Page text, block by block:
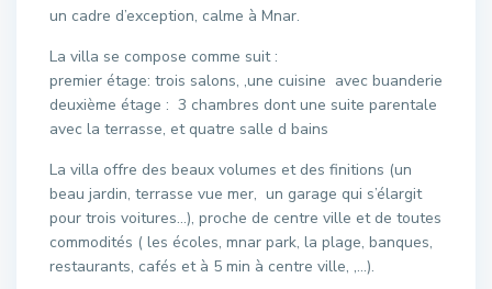
un cadre d’exception, calme à Mnar.
La villa se compose comme suit :
premier étage: trois salons, ,une cuisine avec buanderie
deuxième étage : 3 chambres dont une suite parentale
avec la terrasse, et quatre salle d bains
La villa offre des beaux volumes et des finitions (un
beau jardin, terrasse vue mer, un garage qui s’élargit
pour trois voitures…), proche de centre ville et de toutes
commodités ( les écoles, mnar park, la plage, banques,
restaurants, cafés et à 5 min à centre ville, ,…).